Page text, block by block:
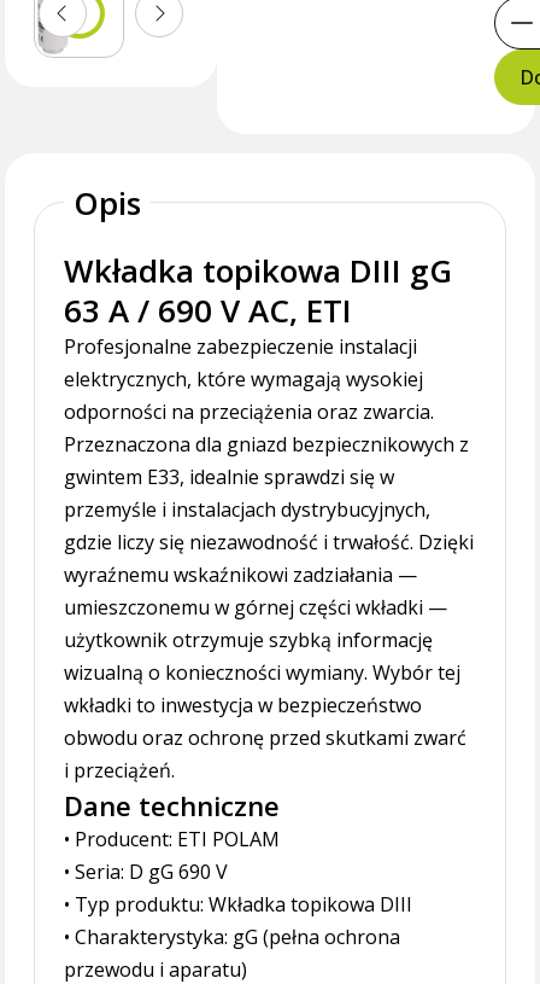
Opis
Wkładka topikowa DIII gG
63 A / 690 V AC, ETI
Profesjonalne zabezpieczenie instalacji
elektrycznych, które wymagają wysokiej
odporności na przeciążenia oraz zwarcia.
Przeznaczona dla gniazd bezpiecznikowych z
gwintem E33, idealnie sprawdzi się w
przemyśle i instalacjach dystrybucyjnych,
gdzie liczy się niezawodność i trwałość. Dzięki
wyraźnemu wskaźnikowi zadziałania —
umieszczonemu w górnej części wkładki —
użytkownik otrzymuje szybką informację
wizualną o konieczności wymiany. Wybór tej
wkładki to inwestycja w bezpieczeństwo
obwodu oraz ochronę przed skutkami zwarć
i przeciążeń.
Dane techniczne
• Producent: ETI POLAM
• Seria: D gG 690 V
• Typ produktu: Wkładka topikowa DIII
• Charakterystyka: gG (pełna ochrona
przewodu i aparatu)